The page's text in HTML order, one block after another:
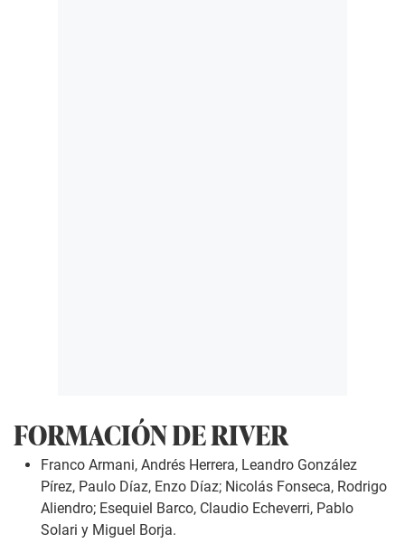
FORMACIÓN DE RIVER
Franco Armani, Andrés Herrera, Leandro González
Pírez, Paulo Díaz, Enzo Díaz; Nicolás Fonseca, Rodrigo
Aliendro; Esequiel Barco, Claudio Echeverri, Pablo
Solari y Miguel Borja.